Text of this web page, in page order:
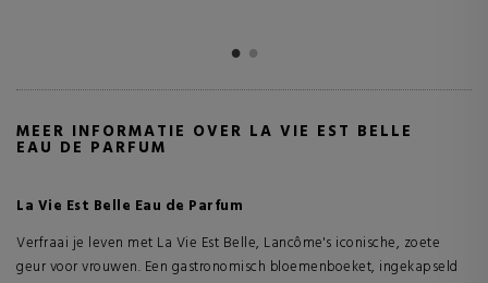
MEER INFORMATIE OVER LA VIE EST BELLE
EAU DE PARFUM
La Vie Est Belle Eau de Parfum
Verfraai je leven met La Vie Est Belle, Lancôme's iconische, zoete
geur voor vrouwen. Een gastronomisch bloemenboeket, ingekapseld